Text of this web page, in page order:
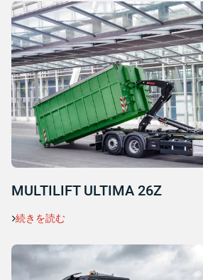
MULTILIFT ULTIMA 26Z
続きを読む